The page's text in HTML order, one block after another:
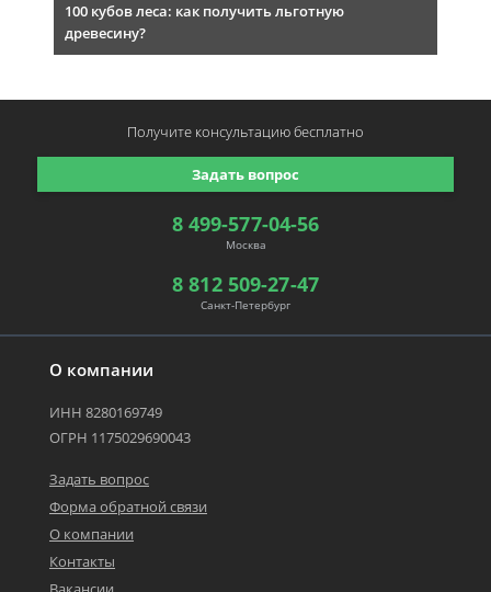
100 кубов леса: как получить льготную
древесину?
О компании
ИНН 8280169749
ОГРН 1175029690043
Задать вопрос
Форма обратной связи
О компании
Контакты
8 499-577-04-56
Москва
8 812 509-27-47
Санкт-Петербург
Задать вопрос
Получите консультациюбесплатно